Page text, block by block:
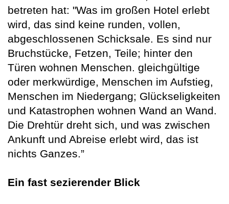
betreten hat: "Was im großen Hotel erlebt
wird, das sind keine runden, vollen,
abgeschlossenen Schicksale. Es sind nur
Bruchstücke, Fetzen, Teile; hinter den
Türen wohnen Menschen. gleichgültige
oder merkwürdige, Menschen im Aufstieg,
Menschen im Niedergang; Glückseligkeiten
und Katastrophen wohnen Wand an Wand.
Die Drehtür dreht sich, und was zwischen
Ankunft und Abreise erlebt wird, das ist
nichts Ganzes.”
Ein fast sezierender Blick